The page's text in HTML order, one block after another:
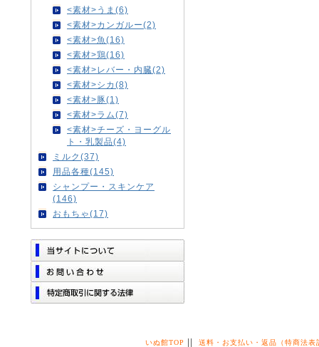
<素材>うま(6)
<素材>カンガルー(2)
<素材>魚(16)
<素材>鶏(16)
<素材>レバー・内臓(2)
<素材>シカ(8)
<素材>豚(1)
<素材>ラム(7)
<素材>チーズ・ヨーグル
ト・乳製品(4)
ミルク(37)
用品各種(145)
シャンプー・スキンケア
(146)
おもちゃ(17)
いぬ館TOP || 送料・お支払い・返品（特商法表